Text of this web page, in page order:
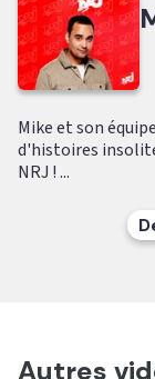
Mike et son
d'histoires
NRJ ! ...
Autres